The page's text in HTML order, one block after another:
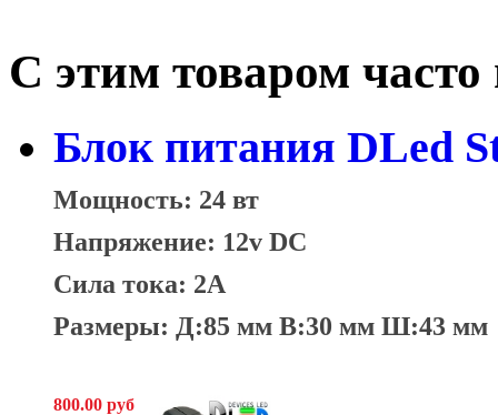
С этим товаром
Блок питания DLed
Мощность: 24 вт
Напряжение: 12v DC
Сила тока: 2А
Размеры: Д:85 мм В:30 мм Ш:43 мм
800.00 руб